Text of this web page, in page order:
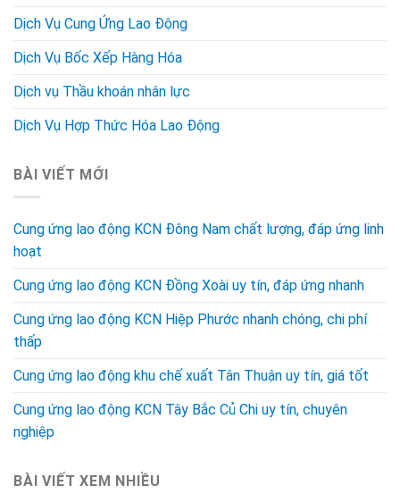
Dịch Vụ Cung Ứng Lao Động
Dịch Vụ Bốc Xếp Hàng Hóa
Dịch vụ Thầu khoán nhân lực
Dịch Vụ Hợp Thức Hóa Lao Động
BÀI VIẾT MỚI
Cung ứng lao động KCN Đông Nam chất lượng, đáp ứng linh
hoạt
Cung ứng lao động KCN Đồng Xoài uy tín, đáp ứng nhanh
Cung ứng lao động KCN Hiệp Phước nhanh chóng, chi phí
thấp
Cung ứng lao động khu chế xuất Tân Thuận uy tín, giá tốt
Cung ứng lao động KCN Tây Bắc Củ Chi uy tín, chuyên
nghiệp
BÀI VIẾT XEM NHIỀU